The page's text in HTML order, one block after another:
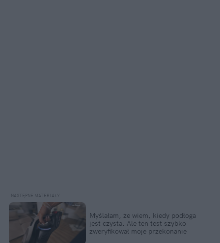
Myślałam, że wiem, kiedy podłoga
jest czysta. Ale ten test szybko
zweryfikował moje przekonanie